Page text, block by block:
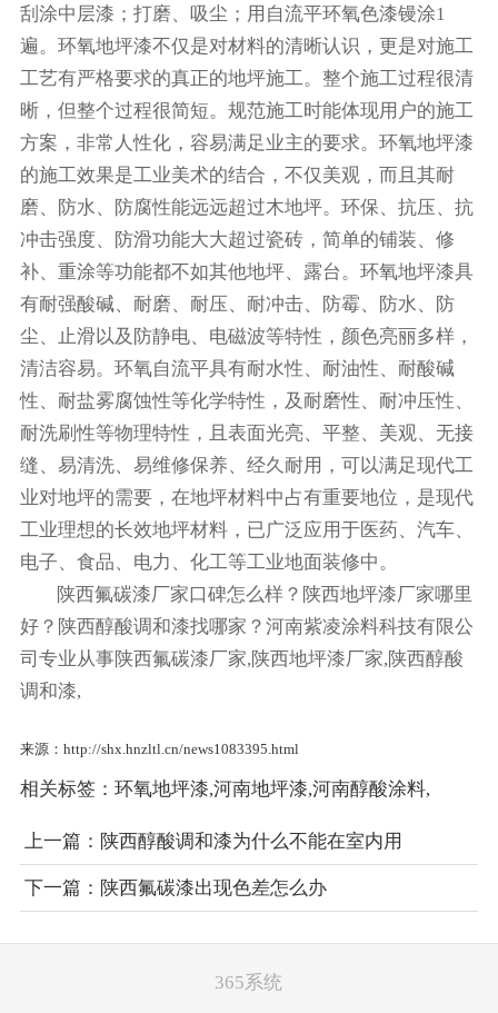
刮涂中层漆；打磨、吸尘；用自流平环氧色漆镘涂1
遍。环氧地坪漆不仅是对材料的清晰认识，更是对施工
工艺有严格要求的真正的地坪施工。整个施工过程很清
晰，但整个过程很简短。规范施工时能体现用户的施工
方案，非常人性化，容易满足业主的要求。环氧地坪漆
的施工效果是工业美术的结合，不仅美观，而且其耐
磨、防水、防腐性能远远超过木地坪。环保、抗压、抗
冲击强度、防滑功能大大超过瓷砖，简单的铺装、修
补、重涂等功能都不如其他地坪、露台。环氧地坪漆具
有耐强酸碱、耐磨、耐压、耐冲击、防霉、防水、防
尘、止滑以及防静电、电磁波等特性，颜色亮丽多样，
清洁容易。环氧自流平具有耐水性、耐油性、耐酸碱
性、耐盐雾腐蚀性等化学特性，及耐磨性、耐冲压性、
耐洗刷性等物理特性，且表面光亮、平整、美观、无接
缝、易清洗、易维修保养、经久耐用，可以满足现代工
业对地坪的需要，在地坪材料中占有重要地位，是现代
工业理想的长效地坪材料，已广泛应用于医药、汽车、
电子、食品、电力、化工等工业地面装修中。
陕西氟碳漆厂家口碑怎么样？陕西地坪漆厂家哪里
好？陕西醇酸调和漆找哪家？河南紫凌涂料科技有限公
司专业从事陕西氟碳漆厂家,陕西地坪漆厂家,陕西醇酸
调和漆,
来源：http://shx.hnzltl.cn/news1083395.html
相关标签： 环氧地坪漆,河南地坪漆,河南醇酸涂料,
上一篇： 陕西醇酸调和漆为什么不能在室内用
下一篇： 陕西氟碳漆出现色差怎么办
365系统